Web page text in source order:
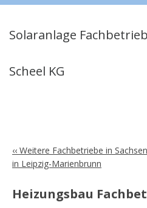
Solaranlage
Scheel KG
‹‹ Weitere Fachbetriebe in Sachsen
in Leipzig-Marienbrunn
Heizungsbau